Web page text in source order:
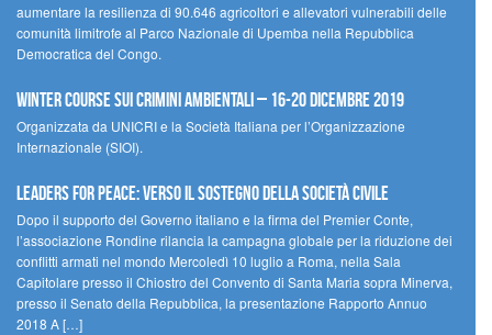
aumentare la resilienza di 90.646 agricoltori e allevatori vulnerabili delle
comunità limitrofe al Parco Nazionale di Upemba nella Repubblica
Democratica del Congo.
Winter Course sui Crimini Ambientali – 16-20 Dicembre 2019
Organizzata da UNICRI e la Società Italiana per l’Organizzazione
Internazionale (SIOI).
Leaders for peace: verso il sostegno della società civile
Dopo il supporto del Governo italiano e la firma del Premier Conte,
l’associazione Rondine rilancia la campagna globale per la riduzione dei
conflitti armati nel mondo Mercoledì 10 luglio a Roma, nella Sala
Capitolare presso il Chiostro del Convento di Santa Maria sopra Minerva,
presso il Senato della Repubblica, la presentazione Rapporto Annuo
2018 A […]